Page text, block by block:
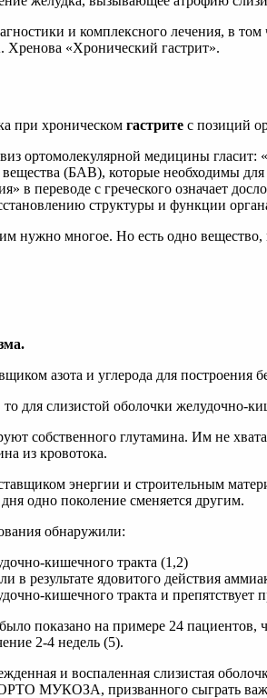
и комплексного лечения, в
Хренова «Хронический гастрит».
при хроническом гастрите с позиций
ортомолекулярной медицины
(БАВ), которые необходимы
в переводе с греческого означает
структуры и функции
нужно многое. Но есть одно
азота и углерода для построения
для слизистой оболочки желудочно-
собственного глутамина. Им не
из кровотока.
энергии и строительным
одно поколение сменяется другим.
обнаружили:
кишечного тракта (1,2)
в результате ядовитого действия
кишечного тракта и препятствует
показано на примере 24 пациентов,
2-4 недель (5).
и воспаленная слизистая
ОРТО МУКОЗА, призванного сыграть